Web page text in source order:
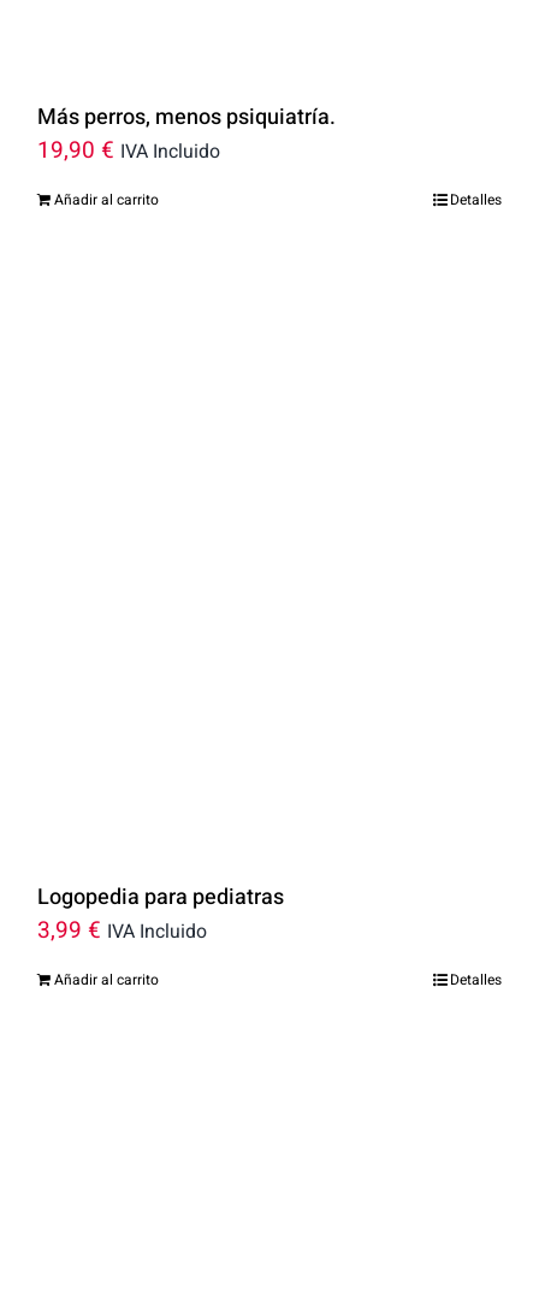
Más perros, menos psiquiatría.
19,90 € IVA Incluido
Añadir al carrito Detalles
Logopedia para pediatras
3,99 € IVA Incluido
Añadir al carrito Detalles